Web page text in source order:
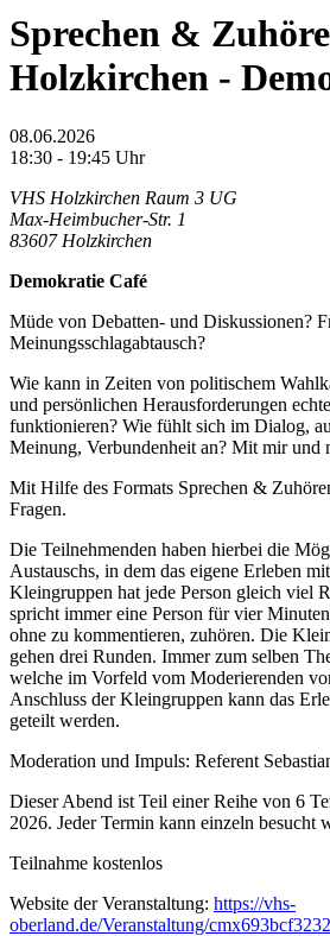
Sprechen &
Holzkirchen -
08.06.2026
18:30 - 19:45 Uhr
VHS Holzkirchen Raum 3 UG
Max-Heimbucher-Str. 1
83607 Holzkirchen
Demokratie Café
Müde von Debatten- und Diskussionen?
Meinungsschlagabtausch?
Wie kann in Zeiten von politischem
und persönlichen Herausforderungen
funktionieren? Wie fühlt sich im Dialog,
Meinung, Verbundenheit an? Mit mir und
Mit Hilfe des Formats Sprechen &
Fragen.
Die Teilnehmenden haben hierbei die
Austauschs, in dem das eigene Erleben
Kleingruppen hat jede Person gleich viel
spricht immer eine Person für vier
ohne zu kommentieren, zuhören. Die
gehen drei Runden. Immer zum selben
welche im Vorfeld vom Moderierenden
Anschluss der Kleingruppen kann das
geteilt werden.
Moderation und Impuls: Referent
Dieser Abend ist Teil einer Reihe von 6
2026. Jeder Termin kann einzeln besucht
Teilnahme kostenlos
Website der Veranstaltung: https://vhs-
oberland.de/Veranstaltung/